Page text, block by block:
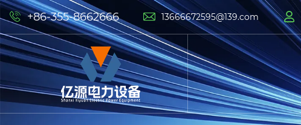
 +86-355-8662666  13666672595@139.com 